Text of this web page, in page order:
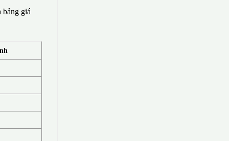
giá